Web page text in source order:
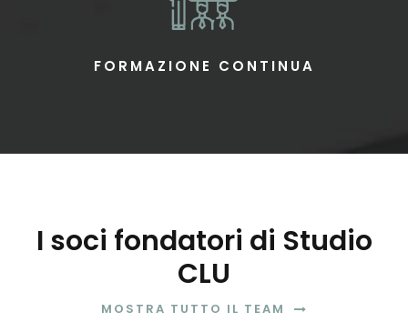
FORMAZIONE CONTINUA
I soci fondatori di Studio
CLU
MOSTRA TUTTO IL TEAM